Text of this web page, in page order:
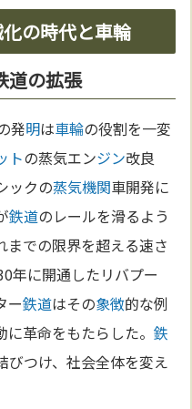
の時代と車輪
道の拡張
発明は車輪の役割を一変
トの蒸気エンジン改良
ックの蒸気機関車開発に
鉄道のレールを滑るよう
までの限界を超える速さ
年に開通したリバプー
ー鉄道はその象徴的な例
に革命をもたらした。鉄
びつけ、社会全体を変え